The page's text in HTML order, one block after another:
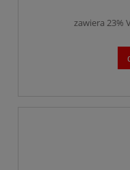
zawiera 23%